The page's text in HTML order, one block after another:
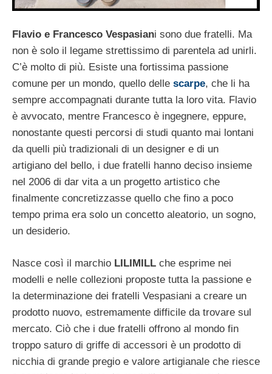
Flavio e Francesco Vespasiani sono due fratelli. Ma
non è solo il legame strettissimo di parentela ad unirli.
C’è molto di più. Esiste una fortissima passione
comune per un mondo, quello delle scarpe, che li ha
sempre accompagnati durante tutta la loro vita. Flavio
è avvocato, mentre Francesco è ingegnere, eppure,
nonostante questi percorsi di studi quanto mai lontani
da quelli più tradizionali di un designer e di un
artigiano del bello, i due fratelli hanno deciso insieme
nel 2006 di dar vita a un progetto artistico che
finalmente concretizzasse quello che fino a poco
tempo prima era solo un concetto aleatorio, un sogno,
un desiderio.
Nasce così il marchio LILIMILL che esprime nei
modelli e nelle collezioni proposte tutta la passione e
la determinazione dei fratelli Vespasiani a creare un
prodotto nuovo, estremamente difficile da trovare sul
mercato. Ciò che i due fratelli offrono al mondo fin
troppo saturo di griffe di accessori è un prodotto di
nicchia di grande pregio e valore artigianale che riesce